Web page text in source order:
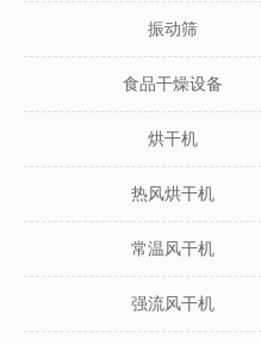
振动筛
食品干燥设备
烘干机
热风烘干机
常温风干机
强流风干机